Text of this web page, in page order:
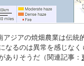
アジアの焼畑農業は伝統
なるのは異常を感じな
ありそうだ（関連記事：